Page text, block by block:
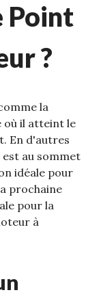
Point
?
la
où il atteint le
En d'autres
au sommet
idéale pour
prochaine
pour la
à